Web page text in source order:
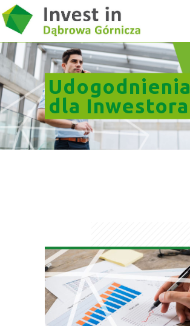
Udogodnienia
dla Inwestora